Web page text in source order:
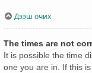
Дээш очих
The times are not
It is possible the time
one you are in. If this